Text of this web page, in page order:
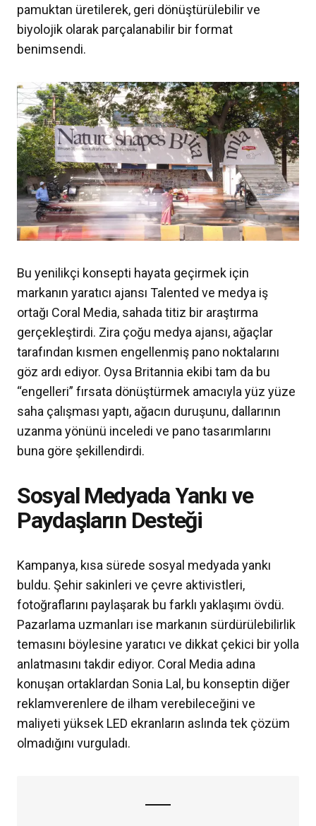
pamuktan üretilerek, geri dönüştürülebilir ve
biyolojik olarak parçalanabilir bir format
benimsendi.
Bu yenilikçi konsepti hayata geçirmek için
markanın yaratıcı ajansı Talented ve medya iş
ortağı Coral Media, sahada titiz bir araştırma
gerçekleştirdi. Zira çoğu medya ajansı, ağaçlar
tarafından kısmen engellenmiş pano noktalarını
göz ardı ediyor. Oysa Britannia ekibi tam da bu
“engelleri” fırsata dönüştürmek amacıyla yüz yüze
saha çalışması yaptı, ağacın duruşunu, dallarının
uzanma yönünü inceledi ve pano tasarımlarını
buna göre şekillendirdi.
Sosyal Medyada Yankı ve
Paydaşların Desteği
Kampanya, kısa sürede sosyal medyada yankı
buldu. Şehir sakinleri ve çevre aktivistleri,
fotoğraflarını paylaşarak bu farklı yaklaşımı övdü.
Pazarlama uzmanları ise markanın sürdürülebilirlik
temasını böylesine yaratıcı ve dikkat çekici bir yolla
anlatmasını takdir ediyor. Coral Media adına
konuşan ortaklardan Sonia Lal, bu konseptin diğer
reklamverenlere de ilham verebileceğini ve
maliyeti yüksek LED ekranların aslında tek çözüm
olmadığını vurguladı.